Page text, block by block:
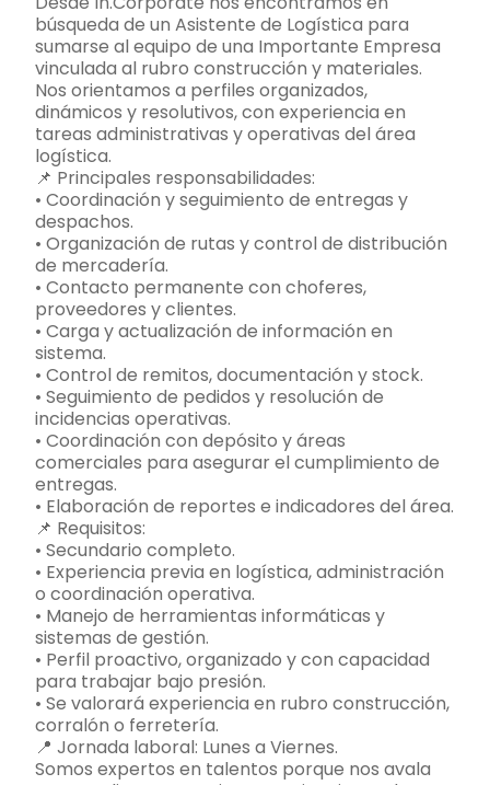
búsqueda de un Asistente de Logística para
sumarse al equipo de una Importante Empresa
vinculada al rubro construcción y materiales.
Nos orientamos a perfiles organizados,
dinámicos y resolutivos, con experiencia en
tareas administrativas y operativas del área
logística.
📌 Principales responsabilidades:
• Coordinación y seguimiento de entregas y
despachos.
• Organización de rutas y control de distribución
de mercadería.
• Contacto permanente con choferes,
proveedores y clientes.
• Carga y actualización de información en
sistema.
• Control de remitos, documentación y stock.
• Seguimiento de pedidos y resolución de
incidencias operativas.
• Coordinación con depósito y áreas
comerciales para asegurar el cumplimiento de
entregas.
• Elaboración de reportes e indicadores del área.
📌 Requisitos:
• Secundario completo.
• Experiencia previa en logística, administración
o coordinación operativa.
• Manejo de herramientas informáticas y
sistemas de gestión.
• Perfil proactivo, organizado y con capacidad
para trabajar bajo presión.
• Se valorará experiencia en rubro construcción,
corralón o ferretería.
📍 Jornada laboral: Lunes a Viernes.
Somos expertos en talentos porque nos avala